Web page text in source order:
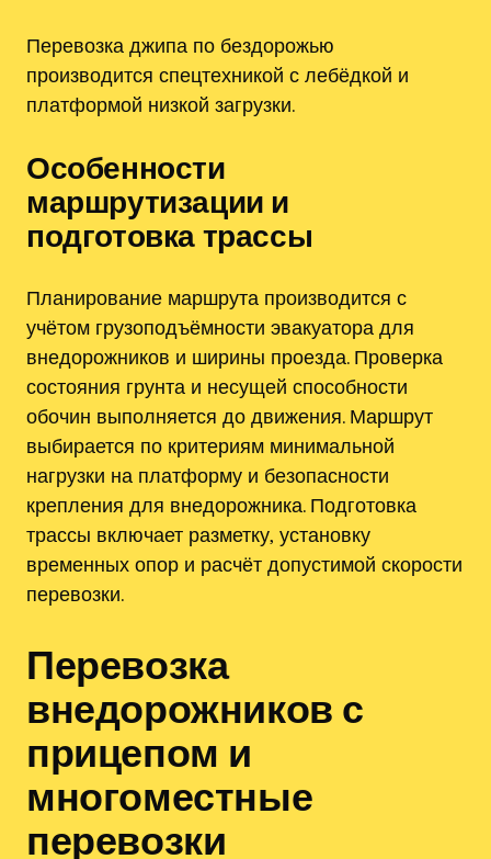
Перевозка джипа по бездорожью
производится спецтехникой с лебёдкой и
платформой низкой загрузки.
Особенности
маршрутизации и
подготовка трассы
Планирование маршрута производится с
учётом грузоподъёмности эвакуатора для
внедорожников и ширины проезда. Проверка
состояния грунта и несущей способности
обочин выполняется до движения. Маршрут
выбирается по критериям минимальной
нагрузки на платформу и безопасности
крепления для внедорожника. Подготовка
трассы включает разметку‚ установку
временных опор и расчёт допустимой скорости
перевозки.
Перевозка
внедорожников с
прицепом и
многоместные
перевозки